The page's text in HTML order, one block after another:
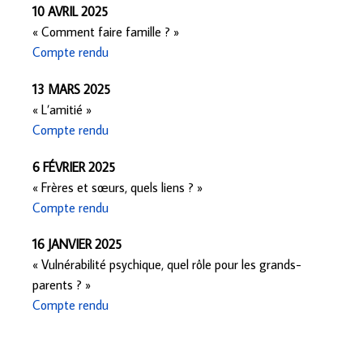
10 AVRIL 2025
« Comment faire famille ? »
Compte rendu
13 MARS 2025
« L’amitié »
Compte rendu
6 FÉVRIER 2025
« Frères et sœurs, quels liens ? »
Compte rendu
16 JANVIER 2025
« Vulnérabilité psychique, quel rôle pour les grands-
parents ? »
Compte rendu